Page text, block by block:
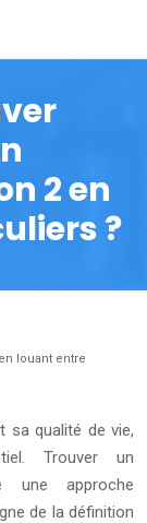
2 en
?
louant entre
sa qualité de vie,
Trouver un
une approche
de la définition